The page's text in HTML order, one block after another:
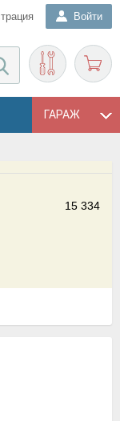
Войти
ГАРАЖ
15 334